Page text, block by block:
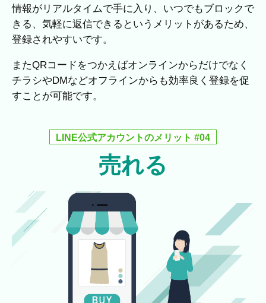
情報がリアルタイムで手に入り、いつでもブロックで
きる、気軽に返信できるというメリットがあるため、
登録されやすいです。
またQRコードをつかえばオンラインからだけでなく
チラシやDMなどオフラインからも効率良く登録を促
すことが可能です。
LINE公式アカウントのメリット #04
売れる